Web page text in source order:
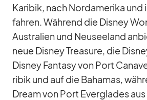
Ka­ri­bik, nach Nord­ame­rika und
fah­ren. Wäh­rend die Dis­ney
Aus­tra­lien und Neu­see­land
neue Dis­ney Tre­asure, die
Dis­ney Fan­tasy von Port
ri­bik und auf die Ba­ha­mas,
Dream von Port Ever­glades